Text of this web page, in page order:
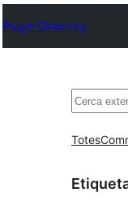
Plugin Directory
Cerca
Totes